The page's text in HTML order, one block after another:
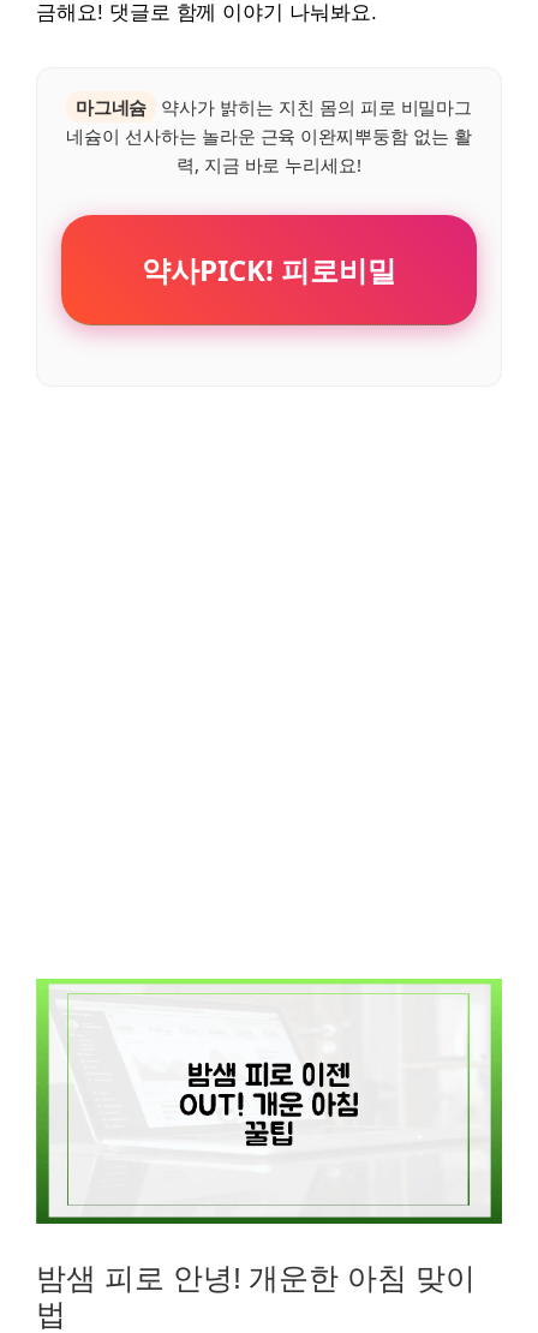
금해요! 댓글로 함께 이야기 나눠봐요.
마그네슘
약사가 밝히는 지친 몸의 피로 비밀마그
네슘이 선사하는 놀라운 근육 이완찌뿌둥함 없는 활
력, 지금 바로 누리세요!
약사PICK! 피로비밀
밤샘 피로 안녕! 개운한 아침 맞이
법